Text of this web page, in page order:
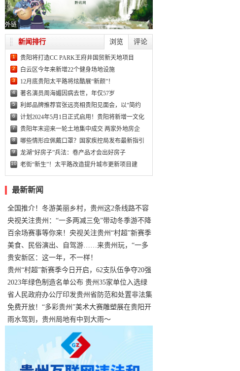
外链
浏览 评论
新闻排行
1 贵阳将打造CC PARK王府井国贸新天地项目
2 白云区今年来新增22个健身场地设施
3 12月底贵阳太平路将炫酷展“新颜”！
4 著名演员周海媚因病去世，年仅57岁
5 利郎品牌推荐官张远亮相贵阳见面会，以“简约
6 计划2024年5月1日正式启用！贵阳将新增一文化
7 贵阳年末迎来一轮土地集中成交 两家外地房企
8 哪些情形应佩戴口罩？国家疾控局发布最新指引
9 龙湖“好房子”兵法：卷产品才会出好房子
10 老街“新生”！太平路改造提升城市更新项目建
最新新闻
全国推介！冬游美丽乡村，贵州这2条线路不容
错过
央视关注贵州：“一多两减三免”带动冬季游不降
温
百余场赛事等你来！央视关注贵州“村超”新赛季
正式“打响”
美食、民俗演出、自驾游……来贵州玩，“一多
两减三免”！
贵安新区：这一年，不一样！
贵州“村超”新赛季今日开启，62支队伍争夺20强
名额
2023年绿色制造名单公布 贵州35家单位入选绿
色工厂
省人民政府办公厅印发贵州省防范和处置非法集
资工作实施细则
免费开放！“多彩贵州”美术大赛雕塑展在贵阳开
展，持续至1月19日
雨水驾到，贵州局地有中到大雨～